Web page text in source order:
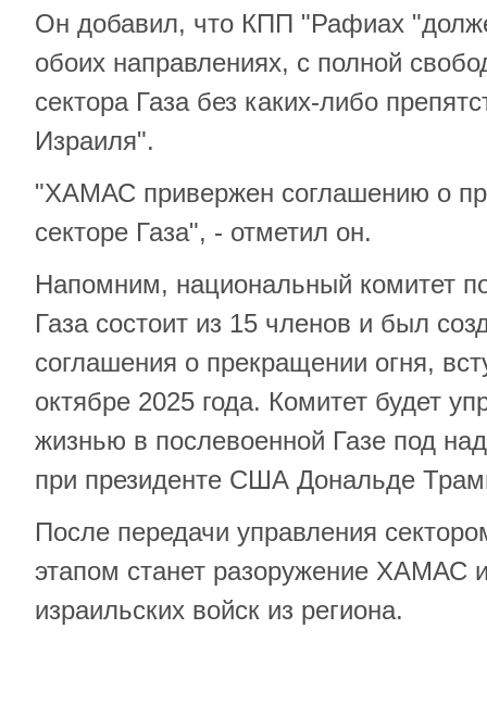
Он добавил, что КПП "Рафиах
обоих направлениях, с полной
сектора Газа без каких-либо
Израиля".
"ХАМАС привержен соглашению о
секторе Газа", - отметил он.
Напомним, национальный комитет
Газа состоит из 15 членов и был
соглашения о прекращении огня,
октябре 2025 года. Комитет будет
жизнью в послевоенной Газе под
при президенте США Дональде
После передачи управления
этапом станет разоружение ХАМАС
израильских войск из региона.